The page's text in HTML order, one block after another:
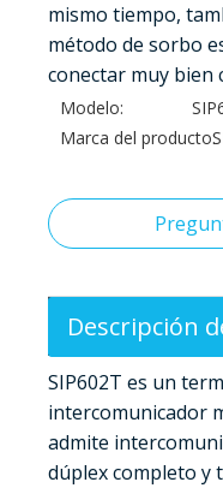
mismo tiempo,
método de sorbo
conectar muy bien
Modelo:
Marca del producto:
Descripción
SIP602T es un
intercomunicador
admite
dúplex completo y